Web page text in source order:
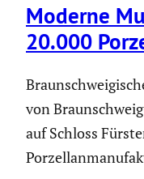
Moderne
20.000
von
auf Schloss